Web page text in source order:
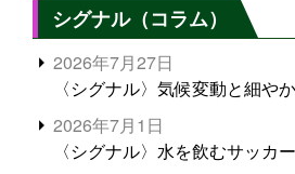
シグナル（コラム）
2026年7月27日
〈シグナル〉気候変動と細や
2026年7月1日
〈シグナル〉水を飲むサッカー